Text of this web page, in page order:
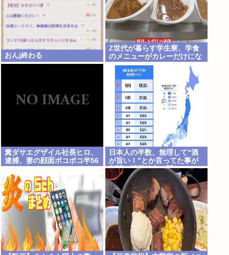
おんj終わる
Z世代が暮らす学生寮、学食
のメニューがカレーだけにな
る
糞ダサエグザイル社長ヒロ、
逮捕、妻の顔面ボコボコ半56
日本人の半数、無理して"酒
が旨い！"とか言ってた事が
判明。近畿地方に関しては6
割が下戸